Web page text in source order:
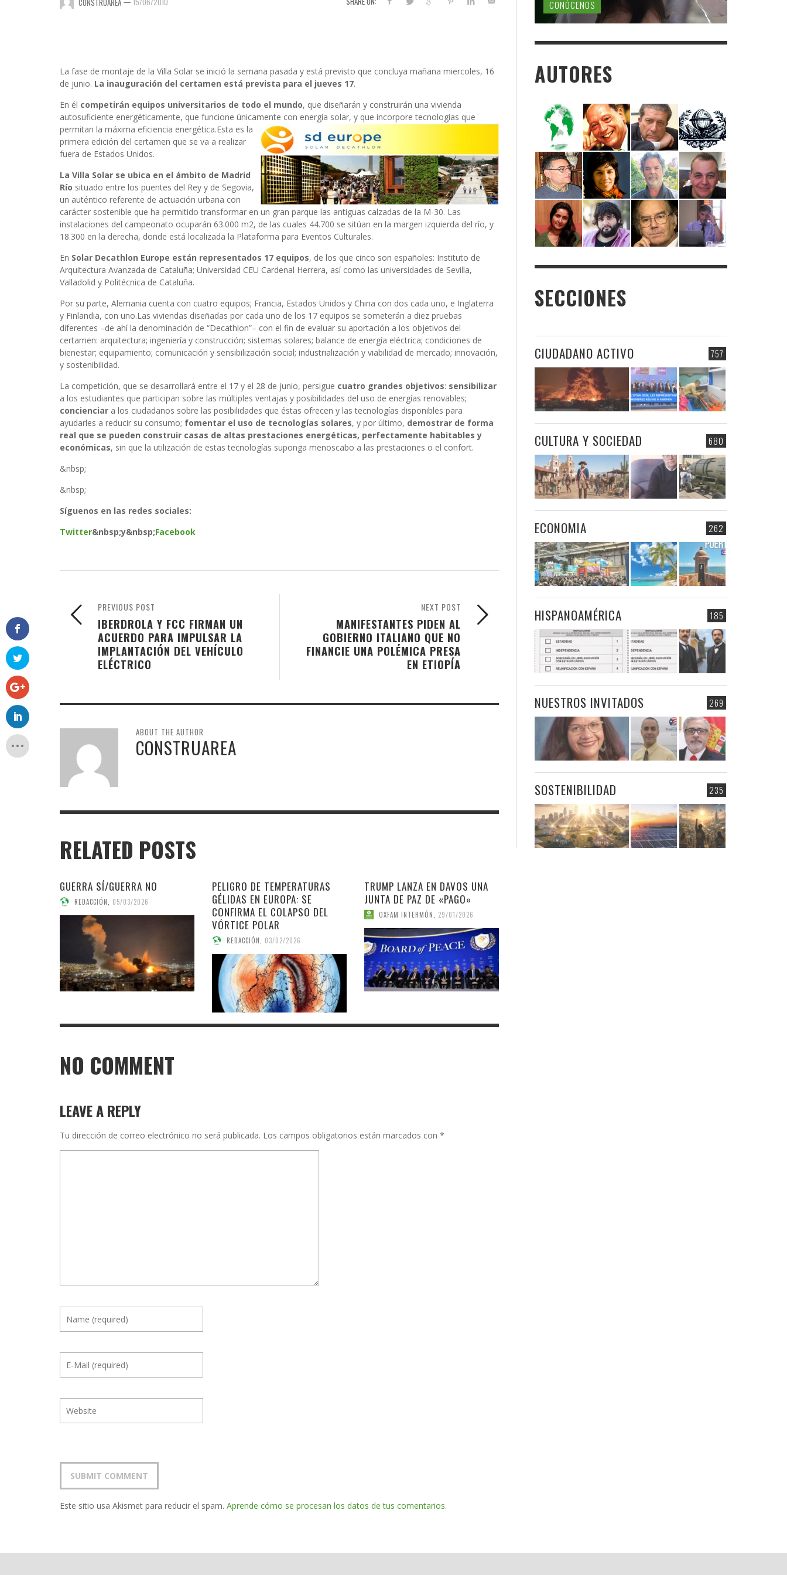
La fase de montaje de la Villa Solar se inició la semana pasada y está previsto que concluya mañana miercoles, 16
de junio. La inauguración del certamen está prevista para el jueves 17.
En él competirán equipos universitarios de todo el mundo, que diseñarán y construirán una vivienda
autosuficiente energéticamente, que funcione únicamente con energía solar, y que incorpore tecnologías que
permitan la máxima eficiencia energética.Esta es la
primera edición del certamen que se va a realizar
fuera de Estados Unidos.
La Villa Solar se ubica en el ámbito de Madrid
Río situado entre los puentes del Rey y de Segovia,
un auténtico referente de actuación urbana con
carácter sostenible que ha permitido transformar en un gran parque las antiguas calzadas de la M-30. Las
instalaciones del campeonato ocuparán 63.000 m2, de las cuales 44.700 se sitúan en la margen izquierda del río, y
18.300 en la derecha, donde está localizada la Plataforma para Eventos Culturales.
En Solar Decathlon Europe están representados 17 equipos, de los que cinco son españoles: Instituto de
Arquitectura Avanzada de Cataluña; Universidad CEU Cardenal Herrera, así como las universidades de Sevilla,
Valladolid y Politécnica de Cataluña.
Por su parte, Alemania cuenta con cuatro equipos; Francia, Estados Unidos y China con dos cada uno, e Inglaterra
y Finlandia, con uno.Las viviendas diseñadas por cada uno de los 17 equipos se someterán a diez pruebas
diferentes –de ahí la denominación de “Decathlon”– con el fin de evaluar su aportación a los objetivos del
certamen: arquitectura; ingeniería y construcción; sistemas solares; balance de energía eléctrica; condiciones de
bienestar; equipamiento; comunicación y sensibilización social; industrialización y viabilidad de mercado; innovación,
y sostenibilidad.
La competición, que se desarrollará entre el 17 y el 28 de junio, persigue cuatro grandes objetivos: sensibilizar
a los estudiantes que participan sobre las múltiples ventajas y posibilidades del uso de energías renovables;
concienciar a los ciudadanos sobre las posibilidades que éstas ofrecen y las tecnologías disponibles para
ayudarles a reducir su consumo; fomentar el uso de tecnologías solares, y por último, demostrar de forma
real que se pueden construir casas de altas prestaciones energéticas, perfectamente habitables y
económicas, sin que la utilización de estas tecnologías suponga menoscabo a las prestaciones o el confort.
&nbsp;
&nbsp;
Síguenos en las redes sociales:
Twitter&nbsp;y&nbsp;Facebook
NEXT POST
MANIFESTANTES PIDEN AL
GOBIERNO ITALIANO QUE NO
FINANCIE UNA POLÉMICA PRESA
EN ETIOPÍA
PREVIOUS POST
IBERDROLA Y FCC FIRMAN UN
ACUERDO PARA IMPULSAR LA
IMPLANTACIÓN DEL VEHÍCULO
ELÉCTRICO
ABOUT THE AUTHOR
CONSTRUAREA
RELATED POSTS
GUERRA SÍ/GUERRA NO
REDACCIÓN 05/03/2026
PELIGRO DE TEMPERATURAS
GÉLIDAS EN EUROPA: SE
CONFIRMA EL COLAPSO DEL
VÓRTICE POLAR
REDACCIÓN 03/02/2026
TRUMP LANZA EN DAVOS UNA
JUNTA DE PAZ DE «PAGO»
OXFAM INTERMÓN 29/01/2026
NO COMMENT
LEAVE A REPLY
Tu dirección de correo electrónico no será publicada. Los campos obligatorios están marcados con *
Este sitio usa Akismet para reducir el spam. Aprende cómo se procesan los datos de tus comentarios.
CONÓCENOS
AUTORES
SECCIONES
757
CIUDADANO ACTIVO
680
CULTURA Y SOCIEDAD
262
ECONOMIA
185
HISPANOAMÉRICA
269
NUESTROS INVITADOS
235
SOSTENIBILIDAD